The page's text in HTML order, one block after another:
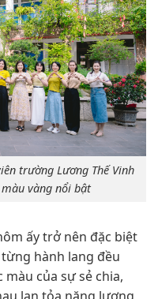
trường Lương Thế Vinh
vàng nổi bật
ấy trở nên đặc biệt
hành lang đều
của sự sẻ chia,